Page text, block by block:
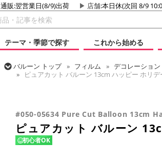
通販:翌営業日(8/9)出荷 店舗:本日休(次回 8/9
テーマ・季節で探す
これから始める
バルーン トップ フィルム デコレーション
ピュアカット バルーン 13cm ハッピー ホリ
#050-05634 Pure Cut Balloon 13cm
ピュアカット バルーン
初心者OK